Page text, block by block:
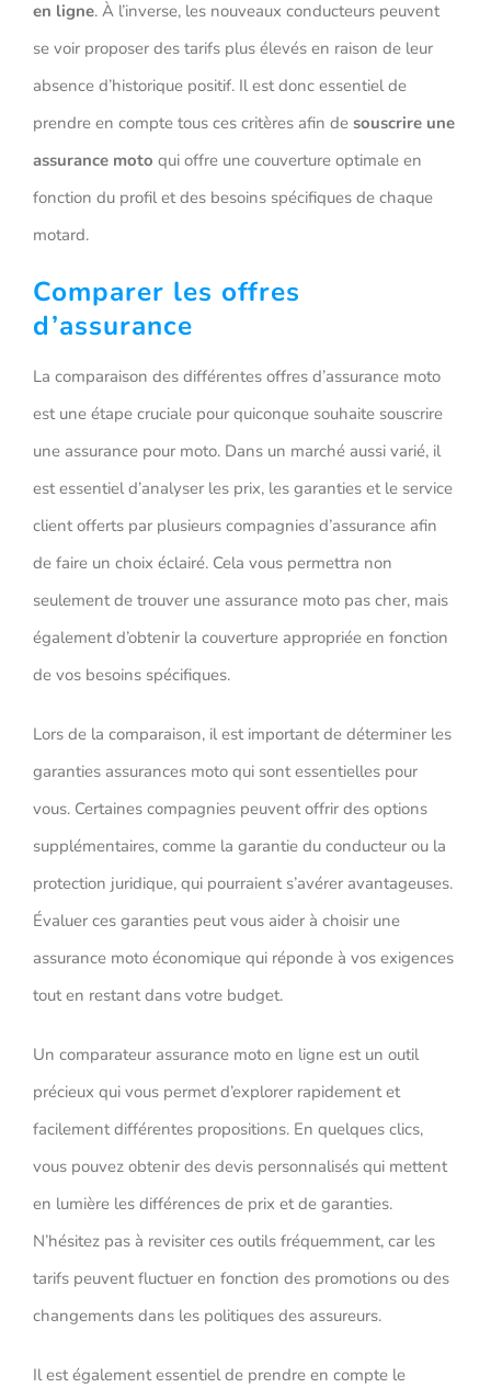
en ligne. À l’inverse, les nouveaux conducteurs peuvent
se voir proposer des tarifs plus élevés en raison de leur
absence d’historique positif. Il est donc essentiel de
prendre en compte tous ces critères afin de souscrire une
assurance moto qui offre une couverture optimale en
fonction du profil et des besoins spécifiques de chaque
motard.
Comparer les offres
d’assurance
La comparaison des différentes offres d’assurance moto
est une étape cruciale pour quiconque souhaite souscrire
une assurance pour moto. Dans un marché aussi varié, il
est essentiel d’analyser les prix, les garanties et le service
client offerts par plusieurs compagnies d’assurance afin
de faire un choix éclairé. Cela vous permettra non
seulement de trouver une assurance moto pas cher, mais
également d’obtenir la couverture appropriée en fonction
de vos besoins spécifiques.
Lors de la comparaison, il est important de déterminer les
garanties assurances moto qui sont essentielles pour
vous. Certaines compagnies peuvent offrir des options
supplémentaires, comme la garantie du conducteur ou la
protection juridique, qui pourraient s’avérer avantageuses.
Évaluer ces garanties peut vous aider à choisir une
assurance moto économique qui réponde à vos exigences
tout en restant dans votre budget.
Un comparateur assurance moto en ligne est un outil
précieux qui vous permet d’explorer rapidement et
facilement différentes propositions. En quelques clics,
vous pouvez obtenir des devis personnalisés qui mettent
en lumière les différences de prix et de garanties.
N’hésitez pas à revisiter ces outils fréquemment, car les
tarifs peuvent fluctuer en fonction des promotions ou des
changements dans les politiques des assureurs.
Il est également essentiel de prendre en compte le